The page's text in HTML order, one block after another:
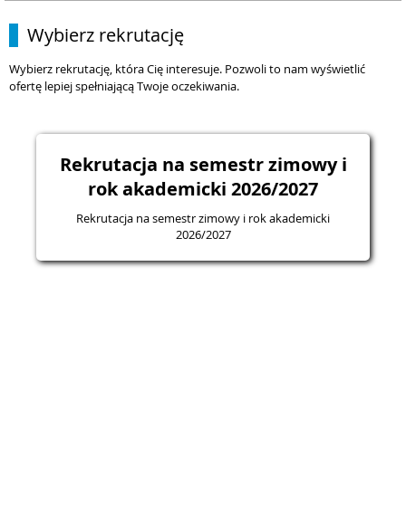
Wybierz rekrutację
Wybierz rekrutację, która Cię interesuje. Pozwoli to nam wyświetlić
ofertę lepiej spełniającą Twoje oczekiwania.
Rekrutacja na semestr zimowy i
rok akademicki 2026/2027
Rekrutacja na semestr zimowy i rok akademicki
2026/2027